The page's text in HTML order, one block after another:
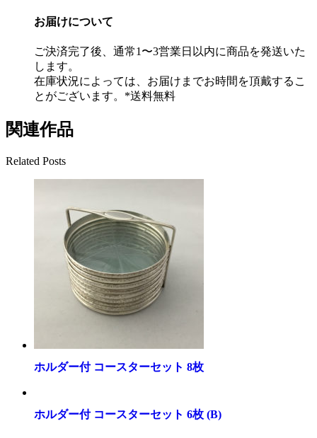
お届けについて
ご決済完了後、通常1〜3営業日以内に商品を発送いた
します。
在庫状況によっては、お届けまでお時間を頂戴するこ
とがございます。*送料無料
関連作品
Related Posts
ホルダー付 コースターセット 8枚
ホルダー付 コースターセット 6枚 (B)